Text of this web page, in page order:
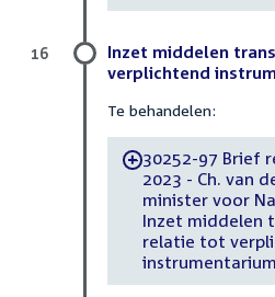
Inzet middelen
verplichtend
Te behandelen:
-30252-97 Brief
2023 - Ch. van
minister voor
Inzet middelen
relatie tot
instrumentarium
16